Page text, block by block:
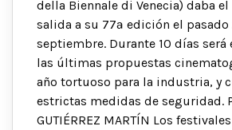
della Biennale di Venecia) daba
salida a su 77ª edición el pasado
septiembre. Durante 10 días será
las últimas propuestas
año tortuoso para la industria, y
estrictas medidas de seguridad.
GUTIÉRREZ MARTÍN Los